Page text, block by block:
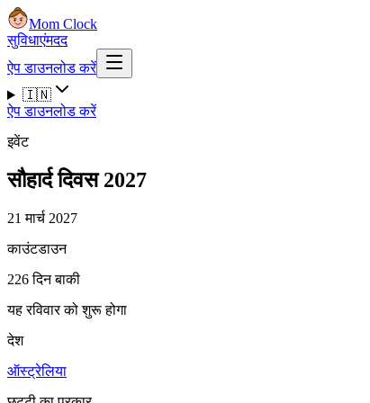
Mom Clock
सुविधाएंमदद
ऐप डाउनलोड करें
🇮🇳
ऐप डाउनलोड करें
इवेंट
सौहार्द दिवस 2027
21 मार्च 2027
काउंटडाउन
226 दिन बाकी
यह रविवार को शुरू होगा
देश
ऑस्ट्रेलिया